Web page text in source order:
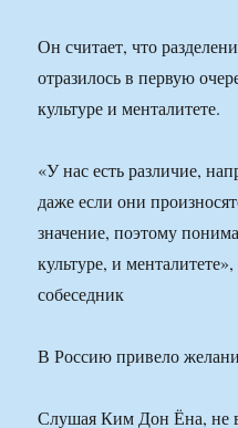
Он считает, что
отразилось в первую
культуре и менталитете.
«У нас есть различие,
даже если они
значение, поэтому
культуре, и
собеседник
В Россию привело
Слушая Ким Дон Ёна, не